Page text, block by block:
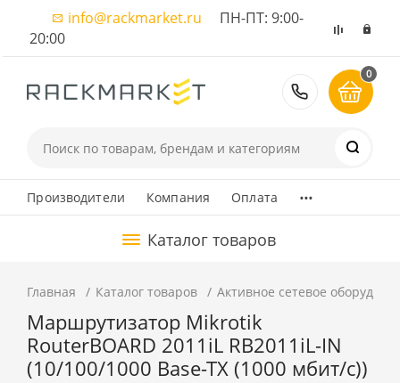
info@rackmarket.ru ПН-ПТ: 9:00-
20:00
8 (495)
0
Производители Компания Оплата ...
Каталог товаров
Главная Каталог товаров Активное сетевое
Маршрутизатор Mikrotik
RouterBOARD 2011iL RB2011iL-IN
(10/100/1000 Base-TX (1000 мбит/с))